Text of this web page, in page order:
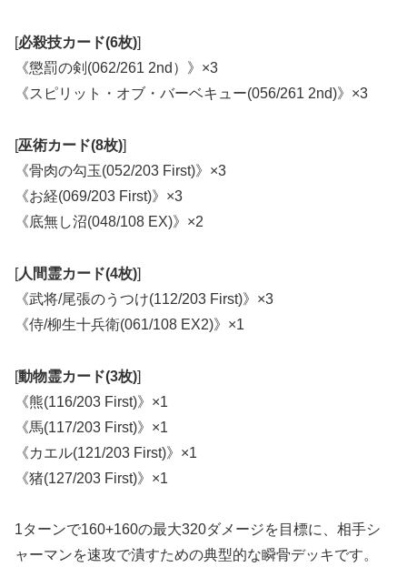
[必殺技カード(6枚)]
《懲罰の剣(062/261 2nd）》×3
《スピリット・オブ・バーベキュー(056/261 2nd)》×3
[巫術カード(8枚)]
《骨肉の勾玉(052/203 First)》×3
《お経(069/203 First)》×3
《底無し沼(048/108 EX)》×2
[人間霊カード(4枚)]
《武将/尾張のうつけ(112/203 First)》×3
《侍/柳生十兵衛(061/108 EX2)》×1
[動物霊カード(3枚)]
《熊(116/203 First)》×1
《馬(117/203 First)》×1
《カエル(121/203 First)》×1
《猪(127/203 First)》×1
1ターンで160+160の最大320ダメージを目標に、相手シ
ャーマンを速攻で潰すための典型的な瞬骨デッキです。